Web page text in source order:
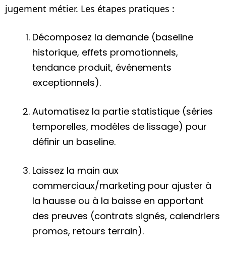
jugement métier. Les étapes pratiques :
Décomposez la demande (baseline
historique, effets promotionnels,
tendance produit, événements
exceptionnels).
Automatisez la partie statistique (séries
temporelles, modèles de lissage) pour
définir un baseline.
Laissez la main aux
commerciaux/marketing pour ajuster à
la hausse ou à la baisse en apportant
des preuves (contrats signés, calendriers
promos, retours terrain).